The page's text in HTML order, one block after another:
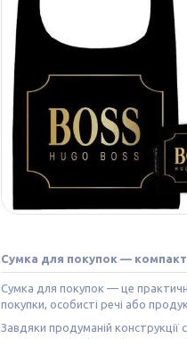
Сумка для покупок —
Сумка для покупок — це
покупки, особисті речі або
Завдяки продуманій конструкції